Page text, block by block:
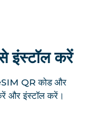
करें
QR कोड और
और इंस्टॉल करें।